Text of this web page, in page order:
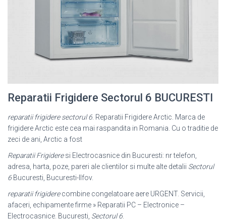
Reparatii Frigidere Sectorul 6 BUCURESTI
reparatii frigidere sectorul 6. Reparatii Frigidere Arctic. Marca de
frigidere Arctic este cea mai raspandita in Romania. Cu o traditie de
zeci de ani, Arctic a fost
Reparatii Frigideresi Electrocasnice din Bucuresti: nr telefon,
adresa, harta, poze , pareri ale clientilor si multe alte detalii Sectorul
6Bucuresti, Bucuresti-Ilfov.
reparatii frigiderecombine congelatoare aere URGENT. Servicii,
afaceri, echipamente firme » Reparatii PC – Electronice –
Electrocasnice. Bucuresti, Sectorul 6.